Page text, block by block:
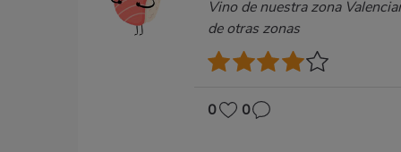
Vino de nuestra zona
de otras zonas
0 0